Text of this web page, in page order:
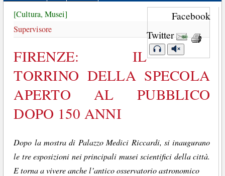
Facebook
Twitter
[Cultura, Musei]
Supervisore
FIRENZE: IL
TORRINO DELLA SPECOLA
APERTO AL PUBBLICO
DOPO 150 ANNI
Dopo la mostra di Palazzo Medici Riccardi, si inaugurano
le tre esposizioni nei principali musei scientifici della città.
E torna a vivere anche l’antico osservatorio astronomico